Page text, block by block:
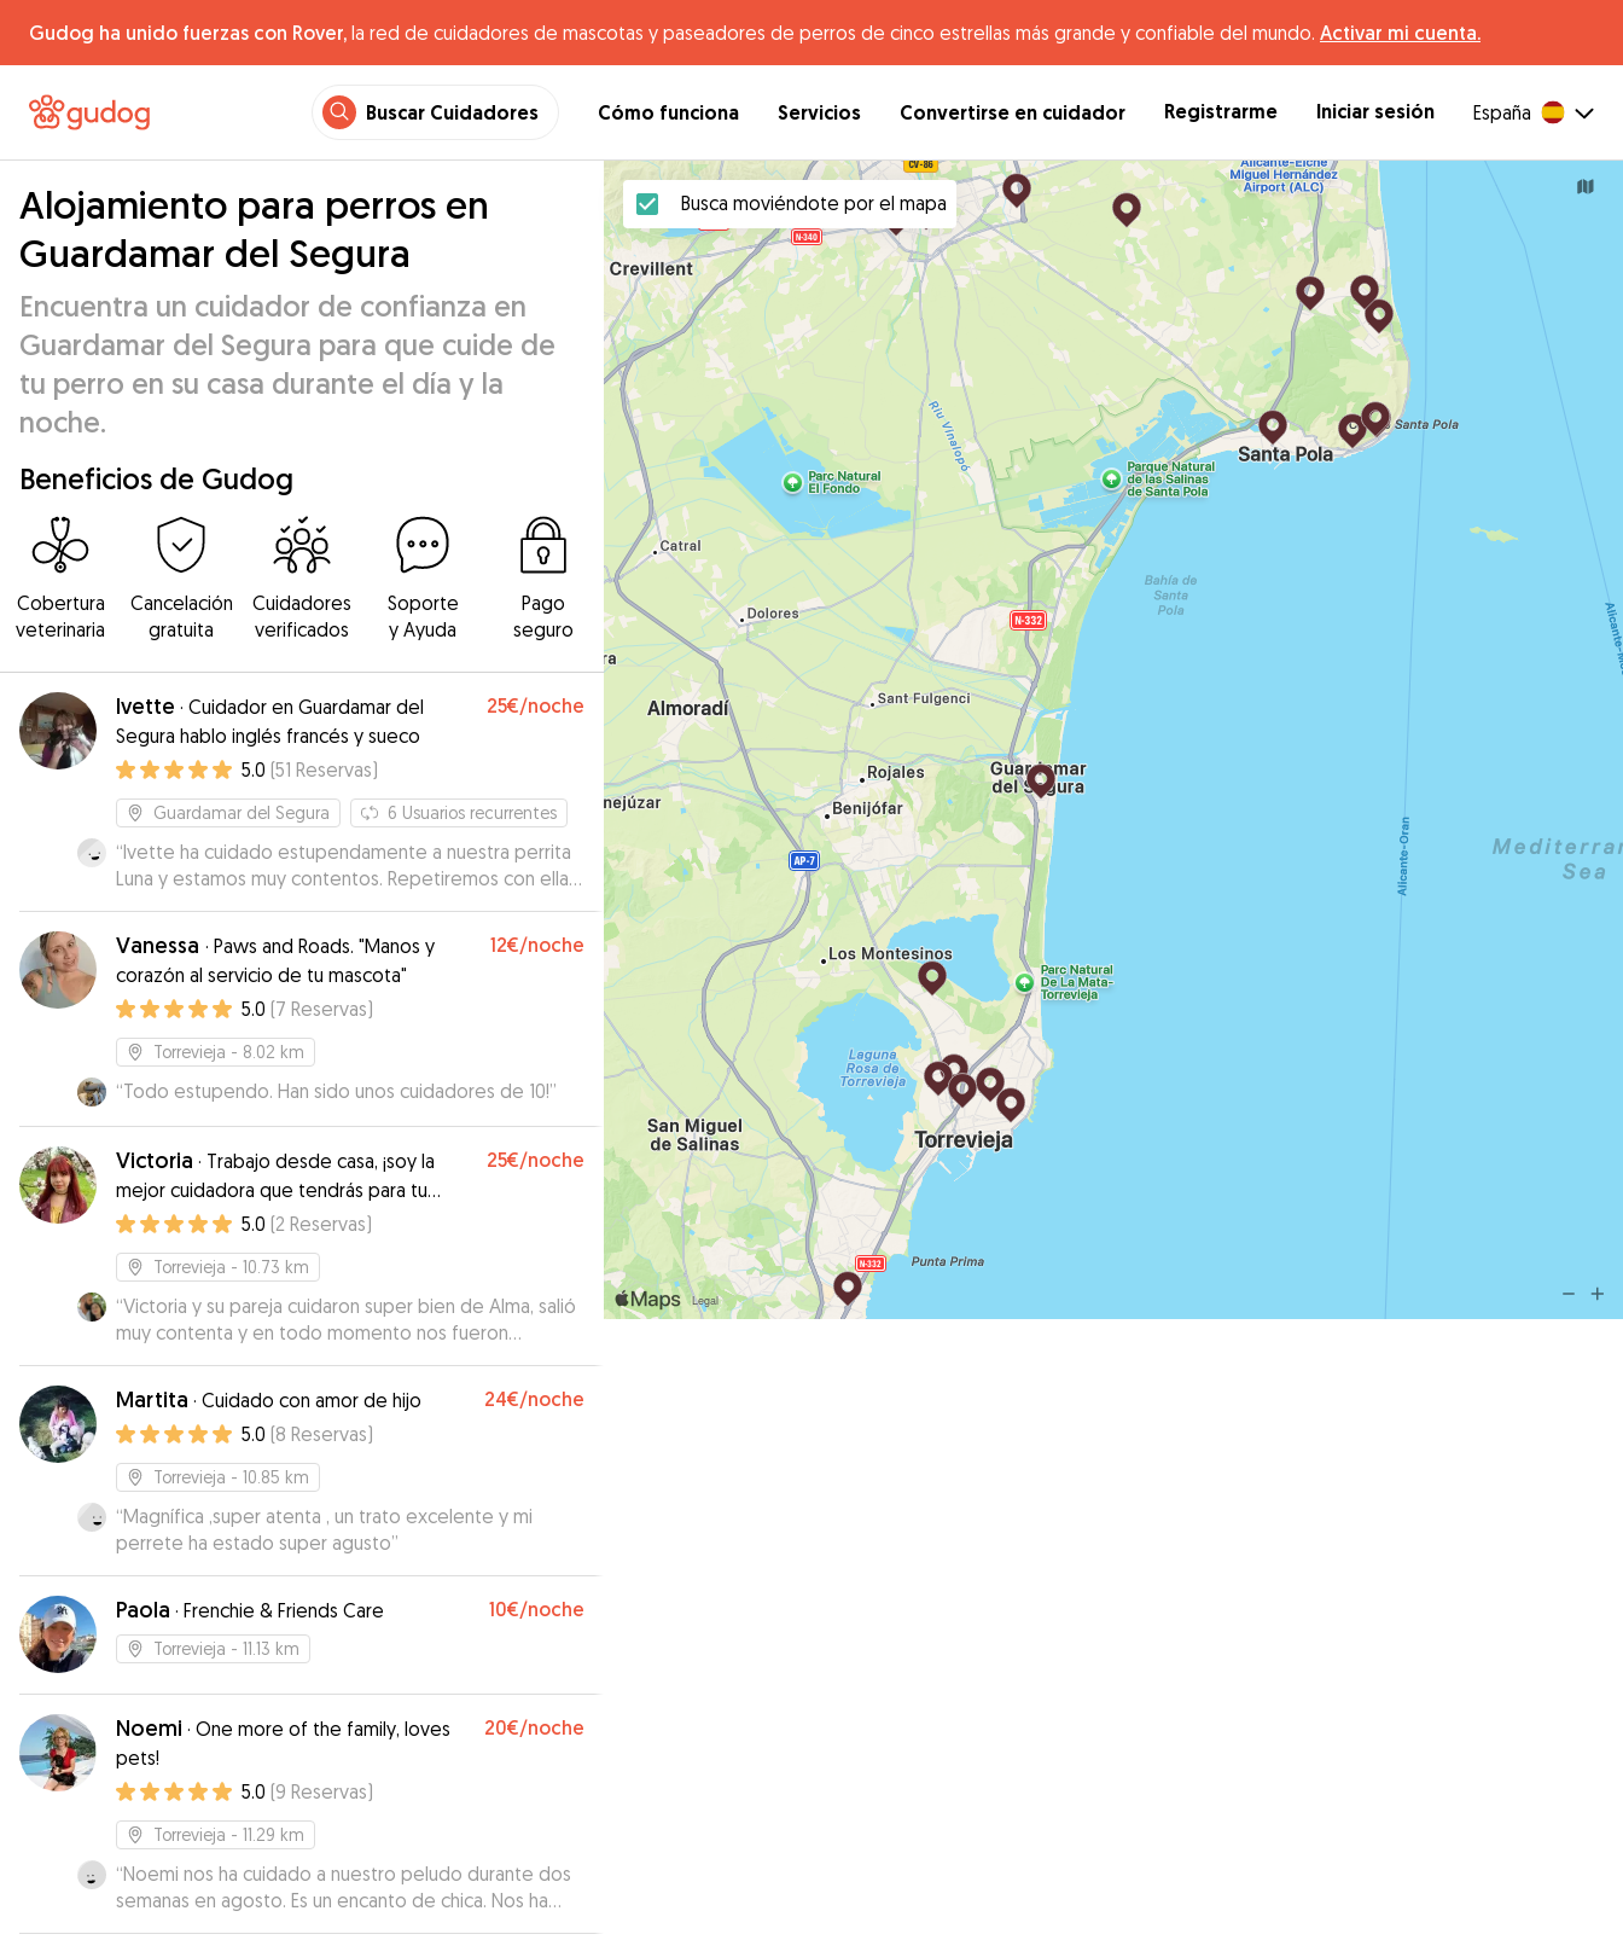
Gudog ha unido fuerzas con Rover, la red de cuidadores de mascotas y paseadores de perros de cinco estrellas más grande y confiable del mundo. Activar mi cuenta.
Buscar Cuidadores Cómo funciona Servicios Convertirse en cuidador Registrarme Iniciar sesión España
Alojamiento para perros en
Guardamar del Segura
Encuentra un cuidador de confianza en
Guardamar del Segura para que cuide de
tu perro en su casa durante el día y la
noche.
Beneficios de Gudog
Cobertura
veterinaria
Cancelación
gratuita
Cuidadores
verificados
Soporte
y Ayuda
Pago
seguro
Ivette · Cuidador en Guardamar del
Segura hablo inglés francés y sueco
25€/noche
5.0 (51 Reservas)
Guardamar del Segura 6 Usuarios recurrentes
“Ivette ha cuidado estupendamente a nuestra perrita
Luna y estamos muy contentos. Repetiremos con ella
seguro!!! Muchas gracias Ivette 😊”
Vanessa · Paws and Roads. "Manos y
corazón al servicio de tu mascota"
12€/noche
5.0 (7 Reservas)
Torrevieja - 8.02 km
“Todo estupendo. Han sido unos cuidadores de 10!”
Victoria · Trabajo desde casa, ¡soy la
mejor cuidadora que tendrás para tu
perrete!
25€/noche
5.0 (2 Reservas)
Torrevieja - 10.73 km
“Victoria y su pareja cuidaron super bien de Alma, salió
muy contenta y en todo momento nos fueron
informando y mandando fotos. Sin duda repetiremos.”
Martita · Cuidado con amor de hijo 24€/noche
5.0 (8 Reservas)
Torrevieja - 10.85 km
“Magnífica ,super atenta , un trato excelente y mi
perrete ha estado super agusto”
Paola · Frenchie & Friends Care 10€/noche
Torrevieja - 11.13 km
Noemi · One more of the family, loves
pets!
20€/noche
5.0 (9 Reservas)
Torrevieja - 11.29 km
“Noemi nos ha cuidado a nuestro peludo durante dos
semanas en agosto. Es un encanto de chica. Nos ha
enviado fotos y vídeos durante este tiempo. Ha
Busca moviéndote por el mapa